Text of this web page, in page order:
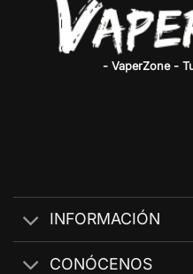
- VaperZone -
INFORMACIÓN
CONÓCENOS